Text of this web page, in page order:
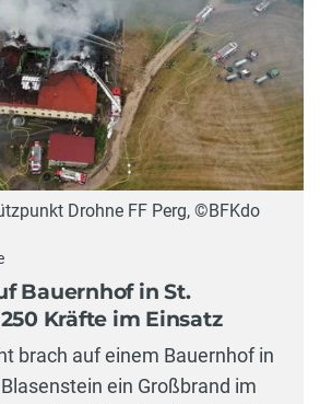
Drohne FF Perg, ©BFKdo
Bauernhof in St.
Kräfte im Einsatz
brach auf einem Bauernhof in
ein Großbrand im